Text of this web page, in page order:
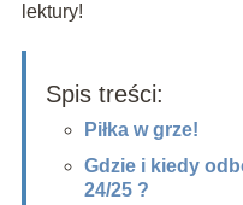
lektury!
Spis treści:
Piłka w grze!
Gdzie i kiedy
24/25 ?